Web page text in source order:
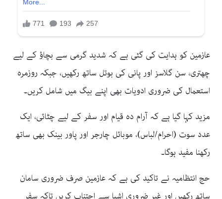
عازمین کو ہدایت کی گئی ہے کہ شدید گرمی سے بچاؤ کے لیے
چھتری، سن گلاسز اور پانی کی بوتل ساتھ رکھیں، جبکہ روزمرہ
استعمال کی ضروری ادویات بھی اپنے بیگ میں شامل کریں۔
مزید کہا گیا ہے کہ آرام دہ قیام اور سفر کے لیے چٹائی، ایک
عدد سوت (احرام/لباس)، موبائل چارجر اور پاور بینک بھی ساتھ
رکھنا مفید ہوگا۔
حج انتظامیہ نے تاکید کی ہے کہ عازمین صرف ضروری سامان
ساتھ رکھیں اور غیر ضروری اشیا سے اجتناب کریں تاکہ سفر